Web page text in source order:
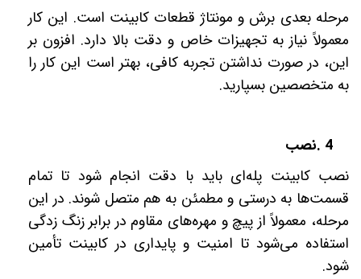
مرحله بعدی برش و مونتاژ قطعات کابینت است. این کار
معمولاً نیاز به تجهیزات خاص و دقت بالا دارد. افزون بر
این، در صورت نداشتن تجربه کافی، بهتر است این کار را
به متخصصین بسپارید.
4
.نصب
نصب کابینت پله‌ای باید با دقت انجام شود تا تمام
قسمت‌ها به درستی و مطمئن به هم متصل شوند. در این
مرحله، معمولاً از پیچ و مهره‌های مقاوم در برابر زنگ زدگی
استفاده می‌شود تا امنیت و پایداری در کابینت تأمین
شود.